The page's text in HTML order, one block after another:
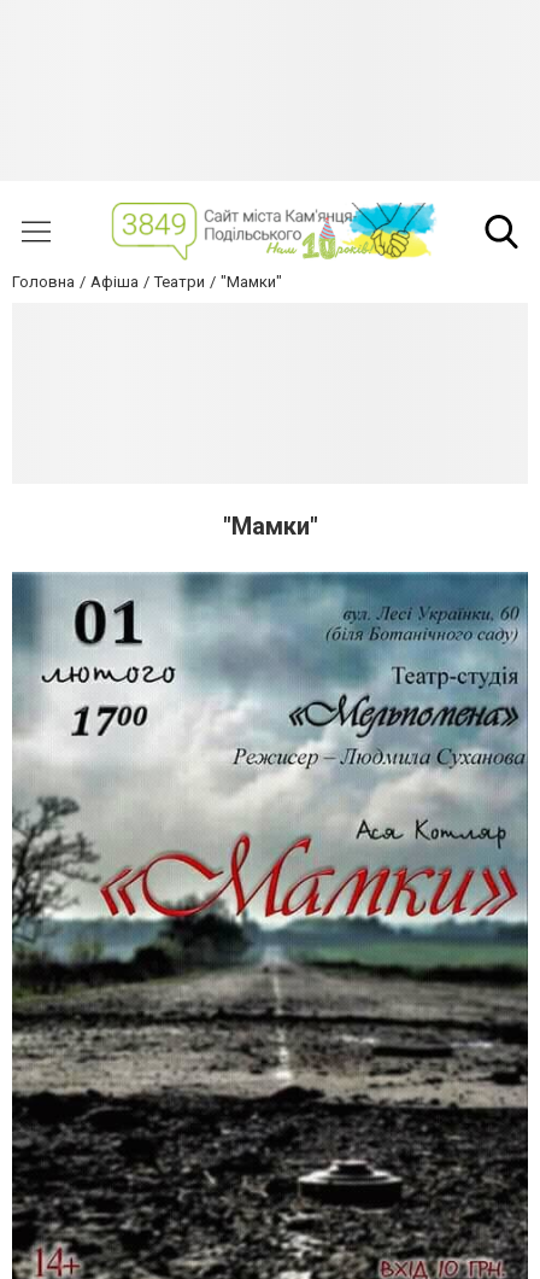
Головна Афіша Театри "Мамки"
"Мамки"